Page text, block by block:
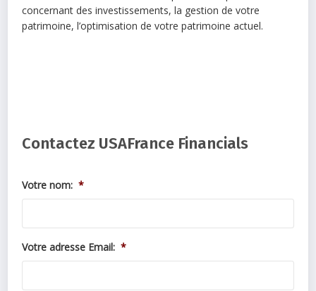
concernant des investissements, la gestion de votre
patrimoine, l’optimisation de votre patrimoine actuel.
Contactez USAFrance Financials
Votre nom: *
Votre adresse Email: *